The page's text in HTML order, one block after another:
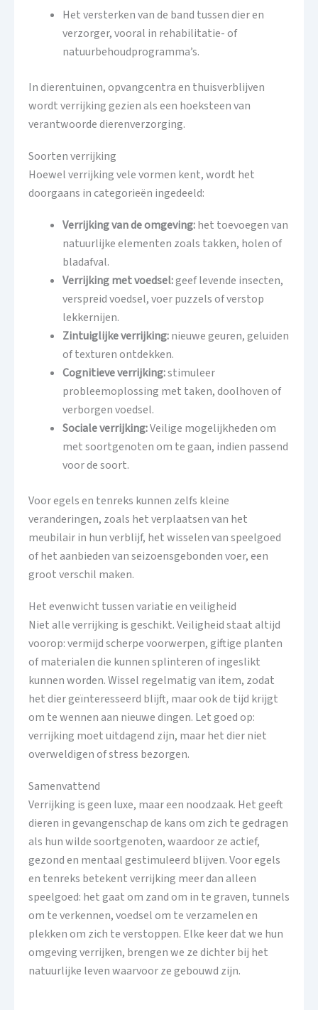
Het versterken van de band tussen dier en
verzorger, vooral in rehabilitatie- of
natuurbehoudprogramma’s.
In dierentuinen, opvangcentra en thuisverblijven
wordt verrijking gezien als een hoeksteen van
verantwoorde dierenverzorging.
Soorten verrijking
Hoewel verrijking vele vormen kent, wordt het
doorgaans in categorieën ingedeeld:
Verrijking van de omgeving:het toevoegen van
natuurlijke elementen zoals takken, holen of
bladafval.
Verrijking met voedsel:geef levende insecten,
verspreid voedsel, voer puzzels of verstop
lekkernijen.
Zintuiglijke verrijking:nieuwe geuren, geluiden
of texturen ontdekken.
Cognitieve verrijking:stimuleer
probleemoplossing met taken, doolhoven of
verborgen voedsel.
Sociale verrijking:Veilige mogelijkheden om
met soortgenoten om te gaan, indien passend
voor de soort.
Voor egels en tenreks kunnen zelfs kleine
veranderingen, zoals het verplaatsen van het
meubilair in hun verblijf, het wisselen van speelgoed
of het aanbieden van seizoensgebonden voer, een
groot verschil maken.
Het evenwicht tussen variatie en veiligheid
Niet alle verrijking is geschikt. Veiligheid staat altijd
voorop: vermijd scherpe voorwerpen, giftige planten
of materialen die kunnen splinteren of ingeslikt
kunnen worden. Wissel regelmatig van item, zodat
het dier geïnteresseerd blijft, maar ook de tijd krijgt
om te wennen aan nieuwe dingen. Let goed op:
verrijking moet uitdagend zijn, maar het dier niet
overweldigen of stress bezorgen.
Samenvattend
Verrijking is geen luxe, maar een noodzaak. Het geeft
dieren in gevangenschap de kans om zich te gedragen
als hun wilde soortgenoten, waardoor ze actief,
gezond en mentaal gestimuleerd blijven. Voor egels
en tenreks betekent verrijking meer dan alleen
speelgoed: het gaat om zand om in te graven, tunnels
om te verkennen, voedsel om te verzamelen en
plekken om zich te verstoppen. Elke keer dat we hun
omgeving verrijken, brengen we ze dichter bij het
natuurlijke leven waarvoor ze gebouwd zijn.